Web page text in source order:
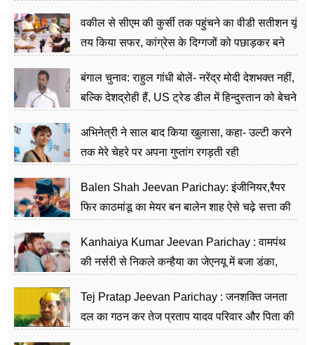
वकील से सीएम की कुर्सी तक पहुंचने का वीडी सतीशन यूं
तय किया सफर, कांग्रेस के दिग्गजों को पछाड़कर बने
बंगाल चुनाव: राहुल गांधी बोलें- नरेंद्र मोदी देशभक्त नहीं,
बल्कि देशद्रोही हैं, US ट्रेड डील में हिन्दुस्तान को बेचने
अभिनेत्री ने साल बाद किया खुलासा, कहा- उल्टी करने
तक मेरे चेहरे पर अपना गुप्तांग रगड़ती रही
Balen Shah Jeevan Parichay: इंजीनियर,रैपर
फिर काठमांडू का मेयर बन बालेन शाह ऐसे चढ़े सत्ता की
Kanhaiya Kumar Jeevan Parichay : वामपंथ
की नर्सरी से निकले कन्हैया का जेएनयू में बजा डंका,
Tej Pratap Jeevan Parichay : जनशक्ति जनता
दल का गठन कर तेज प्रताप यादव परिवार और पिता की